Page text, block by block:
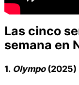
Las cinco
semana en
1. Olympo(2025)